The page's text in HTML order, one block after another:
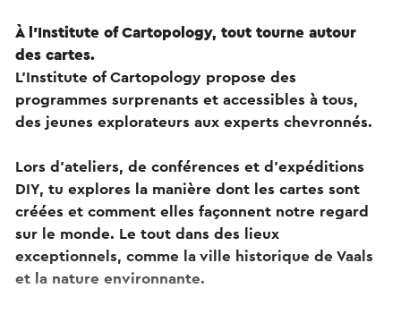
À l’Institute of Cartopology, tout tourne autour
des cartes.
L’Institute of Cartopology propose des
programmes surprenants et accessibles à tous,
des jeunes explorateurs aux experts chevronnés.
Lors d’ateliers, de conférences et d’expéditions
DIY, tu explores la manière dont les cartes sont
créées et comment elles façonnent notre regard
sur le monde. Le tout dans des lieux
exceptionnels, comme la ville historique de Vaals
et la nature environnante.